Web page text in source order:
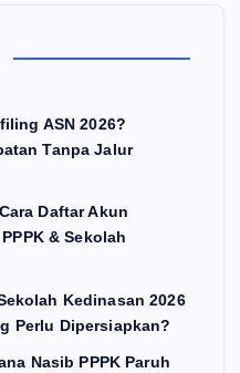
ASN 2026?
Tanpa Jalur
Daftar Akun
& Sekolah
Kedinasan 2026
Perlu Dipersiapkan?
Nasib PPPK Paruh